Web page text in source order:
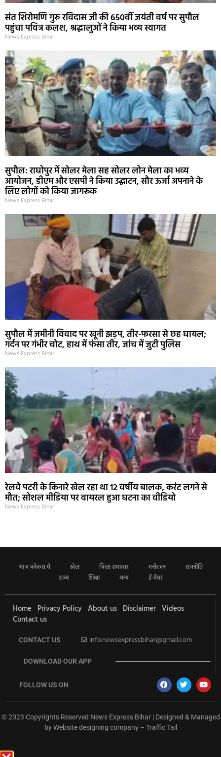
संत शिरोमणि गुरु रविदास जी की 650वीं जयंती वर्ष पर सुपौल
पहुंचा पवित्र कलश, श्रद्धालुओं ने किया भव्य स्वागत
News Express Bihar
सुपौल: राघोपुर में सोलर मेला सह सोलर लोन मेला का भव्य
आयोजन, डीएम और एसपी ने किया उद्घाटन, सौर ऊर्जा अपनाने के
लिए लोगों को किया जागरूक
News Express Bihar
सुपौल में जमीनी विवाद पर खूनी झड़प, तीर-फरसा से छह घायल;
गर्दन पर गंभीर चोट, हाथ में फंसा तीर, जांच में जुटी पुलिस
News Express Bihar
रेलवे पटरी के किनारे खेल रहा था 12 वर्षीय बालक, करंट लगने से
मौत; सोशल मीडिया पर वायरल हुआ घटना का वीडियो
News Express Bihar
आज फोकस में खेल जिला समाचार मनोरंजन
राजनीति
राज्य
शिक्षा अन्य ई-पेपर
Home Privacy Policy About us Disclaimer Videos
Contact us
CONTACT US info.newsexpressbihar@gmail.com
DOWNLOAD OUR APP
FOLLOW US ON
© 2023 Copyrights Reserved News Express Bihar | Designed & Managed
byWebsite designing company– Traffic Tail